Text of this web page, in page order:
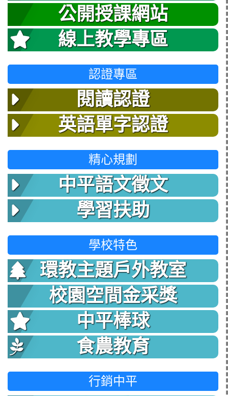
公開授課網站
線上教學專區
認證專區
閱讀認證
英語單字認證
精心規劃
中平語文徵文
學習扶助
學校特色
環教主題戶外教室
校園空間金采獎
中平棒球
食農教育
行銷中平